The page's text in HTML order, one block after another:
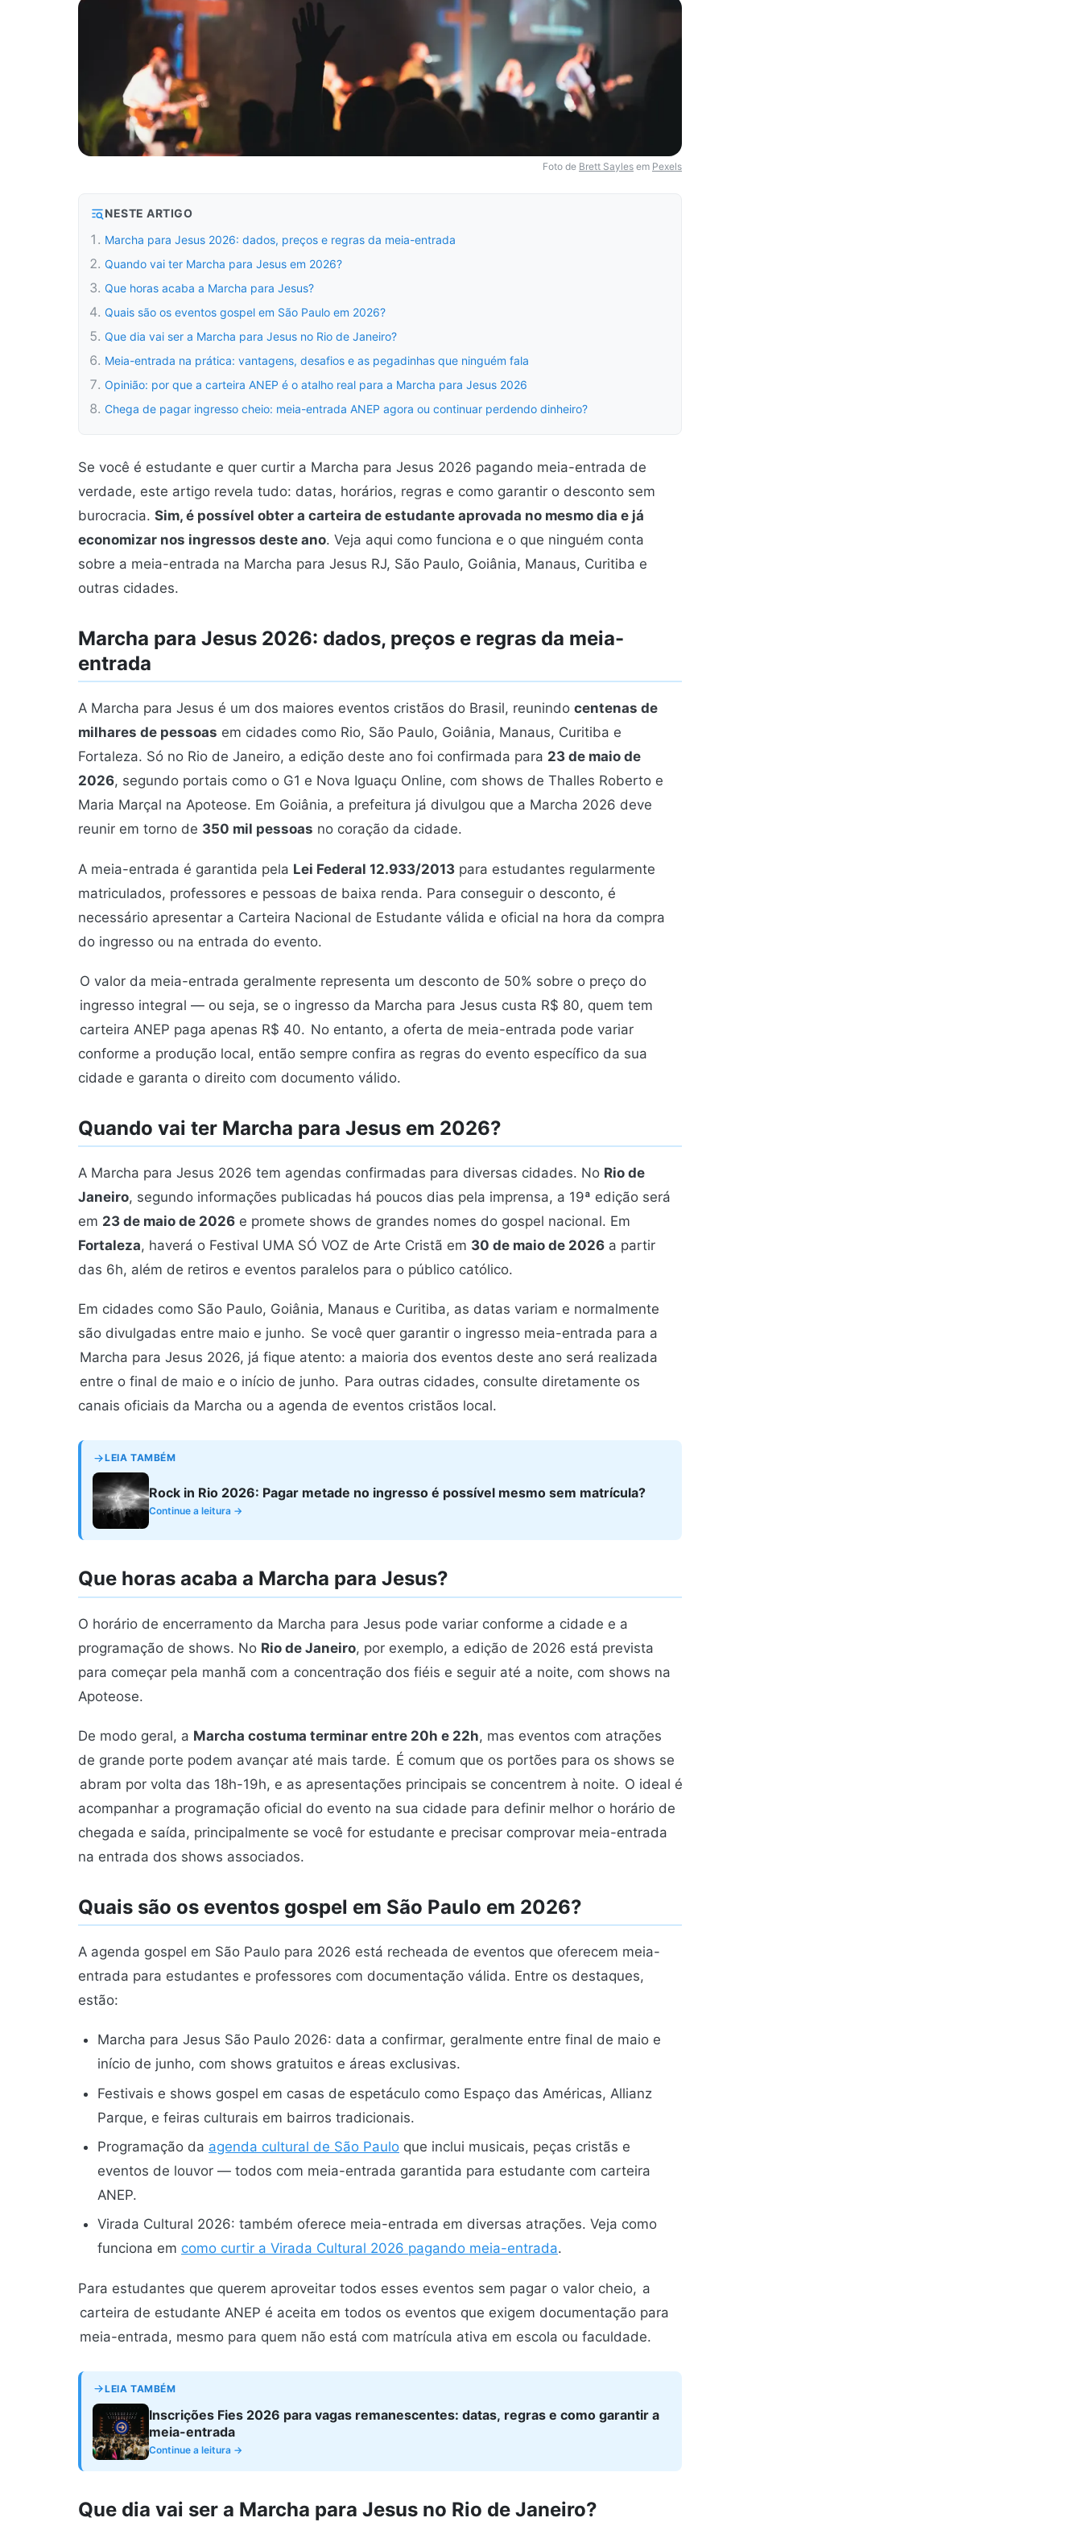
Foto de Brett Sayles em Pexels
NESTE ARTIGO
Marcha para Jesus 2026: dados, preços e regras da meia-entrada
Quando vai ter Marcha para Jesus em 2026?
Que horas acaba a Marcha para Jesus?
Quais são os eventos gospel em São Paulo em 2026?
Que dia vai ser a Marcha para Jesus no Rio de Janeiro?
Meia-entrada na prática: vantagens, desafios e as pegadinhas que ninguém fala
Opinião: por que a carteira ANEP é o atalho real para a Marcha para Jesus 2026
Chega de pagar ingresso cheio: meia-entrada ANEP agora ou continuar perdendo dinheiro?
Se você é estudante e quer curtir a Marcha para Jesus 2026 pagando meia-entrada de
verdade, este artigo revela tudo: datas, horários, regras e como garantir o desconto sem
burocracia. Sim, é possível obter a carteira de estudante aprovada no mesmo dia e já
economizar nos ingressos deste ano. Veja aqui como funciona e o que ninguém conta
sobre a meia-entrada na Marcha para Jesus RJ, São Paulo, Goiânia, Manaus, Curitiba e
outras cidades.
Marcha para Jesus 2026: dados, preços e regras da meia-
entrada
A Marcha para Jesus é um dos maiores eventos cristãos do Brasil, reunindo centenas de
milhares de pessoas em cidades como Rio, São Paulo, Goiânia, Manaus, Curitiba e
Fortaleza. Só no Rio de Janeiro, a edição deste ano foi confirmada para 23 de maio de
2026, segundo portais como o G1 e Nova Iguaçu Online, com shows de Thalles Roberto e
Maria Marçal na Apoteose. Em Goiânia, a prefeitura já divulgou que a Marcha 2026 deve
reunir em torno de 350 mil pessoas no coração da cidade.
A meia-entrada é garantida pela Lei Federal 12.933/2013 para estudantes regularmente
matriculados, professores e pessoas de baixa renda. Para conseguir o desconto, é
necessário apresentar a Carteira Nacional de Estudante válida e oficial na hora da compra
do ingresso ou na entrada do evento.
O valor da meia-entrada geralmente representa um desconto de 50% sobre o preço do
ingresso integral — ou seja, se o ingresso da Marcha para Jesus custa R$ 80, quem tem
carteira ANEP paga apenas R$ 40. No entanto, a oferta de meia-entrada pode variar
conforme a produção local, então sempre confira as regras do evento específico da sua
cidade e garanta o direito com documento válido.
Quando vai ter Marcha para Jesus em 2026?
A Marcha para Jesus 2026 tem agendas confirmadas para diversas cidades. No Rio de
Janeiro, segundo informações publicadas há poucos dias pela imprensa, a 19ª edição será
em 23 de maio de 2026 e promete shows de grandes nomes do gospel nacional. Em
Fortaleza, haverá o Festival UMA SÓ VOZ de Arte Cristã em 30 de maio de 2026 a partir
das 6h, além de retiros e eventos paralelos para o público católico.
Em cidades como São Paulo, Goiânia, Manaus e Curitiba, as datas variam e normalmente
são divulgadas entre maio e junho. Se você quer garantir o ingresso meia-entrada para a
Marcha para Jesus 2026, já fique atento: a maioria dos eventos deste ano será realizada
entre o final de maio e o início de junho. Para outras cidades, consulte diretamente os
canais oficiais da Marcha ou a agenda de eventos cristãos local.
LEIA TAMBÉM
Rock in Rio 2026: Pagar metade no ingresso é possível mesmo sem matrícula?
Continue a leitura →
Que horas acaba a Marcha para Jesus?
O horário de encerramento da Marcha para Jesus pode variar conforme a cidade e a
programação de shows. No Rio de Janeiro, por exemplo, a edição de 2026 está prevista
para começar pela manhã com a concentração dos fiéis e seguir até a noite, com shows na
Apoteose.
De modo geral, a Marcha costuma terminar entre 20h e 22h, mas eventos com atrações
de grande porte podem avançar até mais tarde. É comum que os portões para os shows se
abram por volta das 18h-19h, e as apresentações principais se concentrem à noite. O ideal é
acompanhar a programação oficial do evento na sua cidade para definir melhor o horário de
chegada e saída, principalmente se você for estudante e precisar comprovar meia-entrada
na entrada dos shows associados.
Quais são os eventos gospel em São Paulo em 2026?
A agenda gospel em São Paulo para 2026 está recheada de eventos que oferecem meia-
entrada para estudantes e professores com documentação válida. Entre os destaques,
estão:
Marcha para Jesus São Paulo 2026: data a confirmar, geralmente entre final de maio e
início de junho, com shows gratuitos e áreas exclusivas.
Festivais e shows gospel em casas de espetáculo como Espaço das Américas, Allianz
Parque, e feiras culturais em bairros tradicionais.
Programação da agenda cultural de São Paulo que inclui musicais, peças cristãs e
eventos de louvor — todos com meia-entrada garantida para estudante com carteira
ANEP.
Virada Cultural 2026: também oferece meia-entrada em diversas atrações. Veja como
funciona em como curtir a Virada Cultural 2026 pagando meia-entrada.
Para estudantes que querem aproveitar todos esses eventos sem pagar o valor cheio, a
carteira de estudante ANEP é aceita em todos os eventos que exigem documentação para
meia-entrada, mesmo para quem não está com matrícula ativa em escola ou faculdade.
LEIA TAMBÉM
Inscrições Fies 2026 para vagas remanescentes: datas, regras e como garantir a
meia-entrada
Continue a leitura →
Que dia vai ser a Marcha para Jesus no Rio de Janeiro?